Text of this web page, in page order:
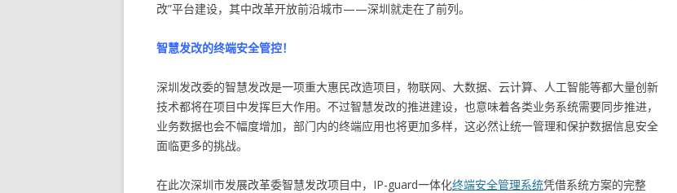
改”平台建设，其中改革开放前沿城市——深圳就走在了前列。
智慧发改的终端安全管控！
深圳发改委的智慧发改是一项重大惠民改造项目，物联网、大数据、云计算、人工智能等都大量创新
技术都将在项目中发挥巨大作用。不过智慧发改的推进建设，也意味着各类业务系统需要同步推进，
业务数据也会不幅度增加，部门内的终端应用也将更加多样，这必然让统一管理和保护数据信息安全
面临更多的挑战。
在此次深圳市发展改革委智慧发改项目中，IP-guard一体化终端安全管理系统凭借系统方案的完整